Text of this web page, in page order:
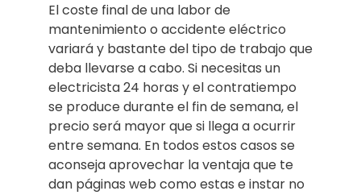
El coste final de una labor de
mantenimiento o accidente eléctrico
variará y bastante del tipo de trabajo que
deba llevarse a cabo. Si necesitas un
electricista 24 horas y el contratiempo
se produce durante el fin de semana, el
precio será mayor que si llega a ocurrir
entre semana. En todos estos casos se
aconseja aprovechar la ventaja que te
dan páginas web como estas e instar no